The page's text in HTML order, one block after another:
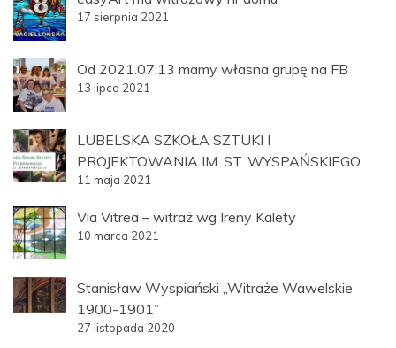
17 sierpnia 2021
Od 2021.07.13 mamy własna grupę na FB
13 lipca 2021
LUBELSKA SZKOŁA SZTUKI I
PROJEKTOWANIA IM. ST. WYSPAŃSKIEGO
11 maja 2021
Via Vitrea – witraż wg Ireny Kalety
10 marca 2021
Stanisław Wyspiański „Witraże Wawelskie
1900-1901”
27 listopada 2020